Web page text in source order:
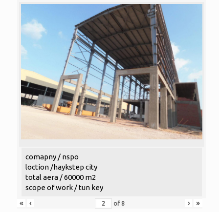
comapny / nspo
loction /haykstep city
total aera / 60000 m2
scope of work / tun key
«
‹ of 8 › »